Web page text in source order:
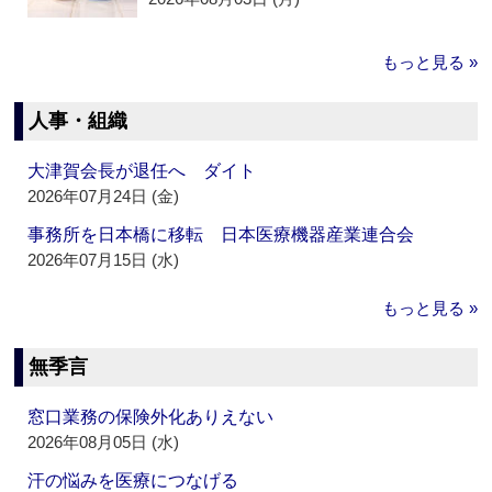
もっと見る »
人事・組織
大津賀会長が退任へ ダイト
2026年07月24日 (金)
事務所を日本橋に移転 日本医療機器産業連合会
2026年07月15日 (水)
もっと見る »
無季言
窓口業務の保険外化ありえない
2026年08月05日 (水)
汗の悩みを医療につなげる